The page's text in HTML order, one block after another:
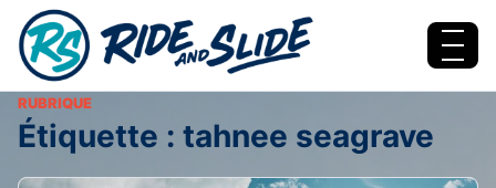
Aller au contenu
Menu
RUBRIQUE
Étiquette : tahnee seagrave